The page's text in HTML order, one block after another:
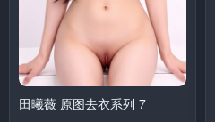
田曦薇 原图去衣系列 7